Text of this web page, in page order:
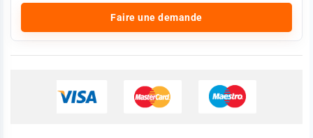
Faire une demande